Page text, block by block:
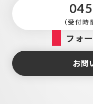
（受付
フォ
お問